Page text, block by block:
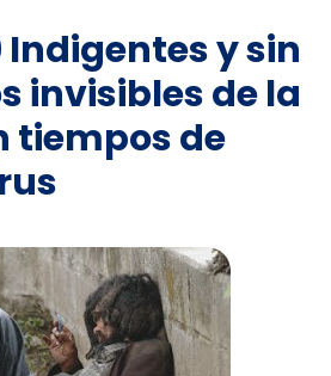
Indigentes y sin
invisibles de la
tiempos de